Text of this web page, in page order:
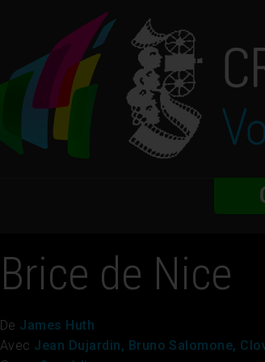
Brice de Nice
De James Huth
Avec Jean Dujardin, Bruno Salomone,